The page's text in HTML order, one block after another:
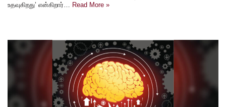
உதவுகிறது’ என்கிறார்… Read More »